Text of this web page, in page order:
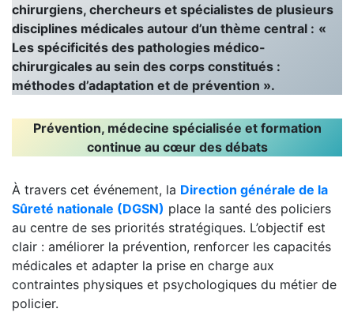
chirurgiens, chercheurs et spécialistes de plusieurs
disciplines médicales autour d’un thème central : «
Les spécificités des pathologies médico-
chirurgicales au sein des corps constitués :
méthodes d’adaptation et de prévention ».
Prévention, médecine spécialisée et formation
continue au cœur des débats
À travers cet événement, la Direction générale de la
Sûreté nationale (DGSN) place la santé des policiers
au centre de ses priorités stratégiques. L’objectif est
clair : améliorer la prévention, renforcer les capacités
médicales et adapter la prise en charge aux
contraintes physiques et psychologiques du métier de
policier.